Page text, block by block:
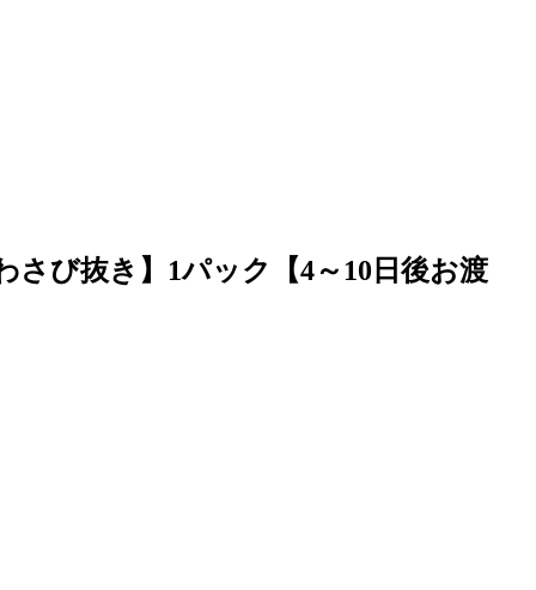
び抜き】1パック【4～10日後お渡